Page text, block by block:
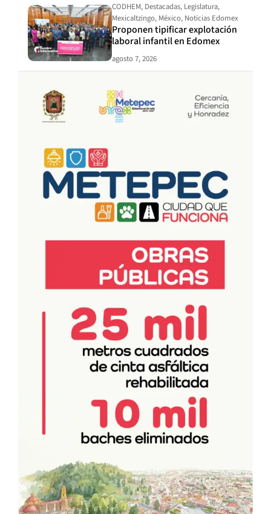
CODHEM, Destacadas, Legislatura,
Mexicaltzingo, México, Noticias Edomex
Proponen tipificar explotación
laboral infantil en Edomex
agosto 7, 2026